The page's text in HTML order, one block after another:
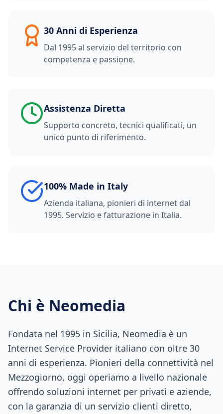
30 Anni di Esperienza
Dal 1995 al servizio del territorio con
competenza e passione.
Assistenza Diretta
Supporto concreto, tecnici qualificati, un
unico punto di riferimento.
100% Made in Italy
Azienda italiana, pionieri di internet dal
1995. Servizio e fatturazione in Italia.
Chi è Neomedia
Fondata nel 1995 in Sicilia, Neomedia è un
Internet Service Provider italiano con oltre 30
anni di esperienza. Pionieri della connettività nel
Mezzogiorno, oggi operiamo a livello nazionale
offrendo soluzioni internet per privati e aziende,
con la garanzia di un servizio clienti diretto,